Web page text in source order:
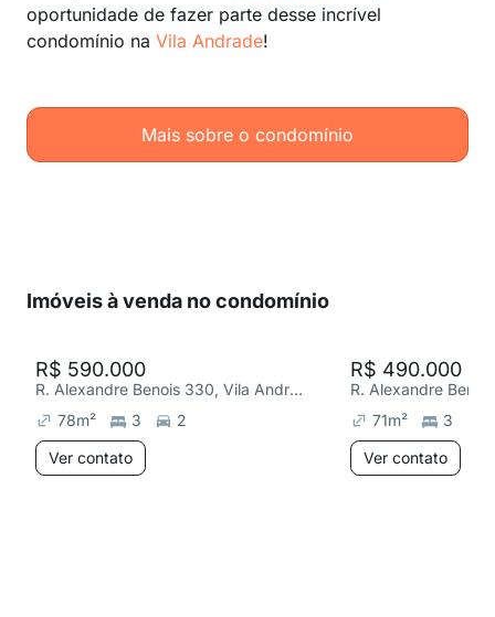
oportunidade de fazer parte desse incrível
condomínio na Vila Andrade!
Mais sobre o condomínio
Imóveis à venda no condomínio
R$ 590.000
R. Alexandre Benois 330, Vila Andrade
78m² 3
2
Ver contato
R$ 490.000
71m² 3
Ver contato